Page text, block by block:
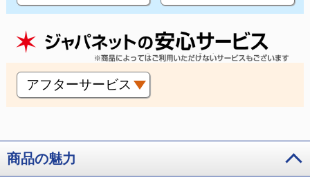
アフターサービス
商品の魅力